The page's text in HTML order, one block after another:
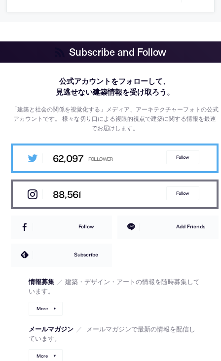
Subscribe and Follow
公式アカウントをフォローして、
見逃せない建築情報を受け取ろう。
「建築と社会の関係を視覚化する」メディア、アーキテクチャーフォトの公式
アカウントです。様々な切り口による複眼的視点で建築に関する情報を最速
でお届けします。
62,097 Follow
88,561 Follow
Follow Add Friends
Subscribe
情報募集 ／ 建築・デザイン・アートの情報を随時募集して
います。
More
メールマガジン ／
メールマガジンで最新の情報を配信し
ています。
More